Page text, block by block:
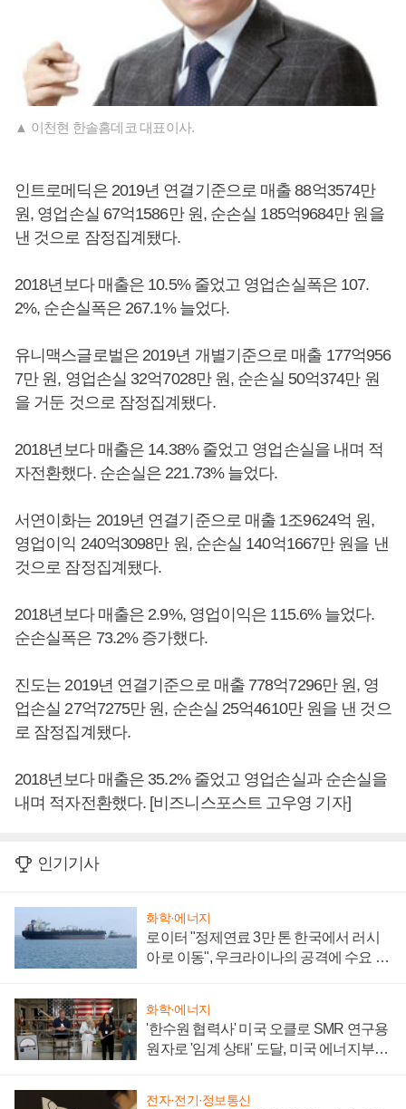
▲ 이천현 한솔홈데코 대표이사.
인트로메딕은 2019년 연결기준으로 매출 88억3574만
원, 영업손실 67억1586만 원, 순손실 185억9684만 원을
낸 것으로 잠정집계됐다.
2018년보다 매출은 10.5% 줄었고 영업손실폭은 107.
2%, 순손실폭은 267.1% 늘었다.
유니맥스글로벌은 2019년 개별기준으로 매출 177억956
7만 원, 영업손실 32억7028만 원, 순손실 50억374만 원
을 거둔 것으로 잠정집계됐다.
2018년보다 매출은 14.38% 줄었고 영업손실을 내며 적
자전환했다. 순손실은 221.73% 늘었다.
서연이화는 2019년 연결기준으로 매출 1조9624억 원,
영업이익 240억3098만 원, 순손실 140억1667만 원을 낸
것으로 잠정집계됐다.
2018년보다 매출은 2.9%, 영업이익은 115.6% 늘었다.
순손실폭은 73.2% 증가했다.
진도는 2019년 연결기준으로 매출 778억7296만 원, 영
업손실 27억7275만 원, 순손실 25억4610만 원을 낸 것으
로 잠정집계됐다.
2018년보다 매출은 35.2% 줄었고 영업손실과 순손실을
내며 적자전환했다. [비즈니스포스트 고우영 기자]
인기기사
화학·에너지
로이터 "정제연료 3만 톤 한국에서 러시
아로 이동", 우크라이나의 공격에 수요 늘
화학·에너지
'한수원 협력사' 미국 오클로 SMR 연구용
원자로 '임계 상태' 도달, 미국 에너지부
전자·전기·정보통신